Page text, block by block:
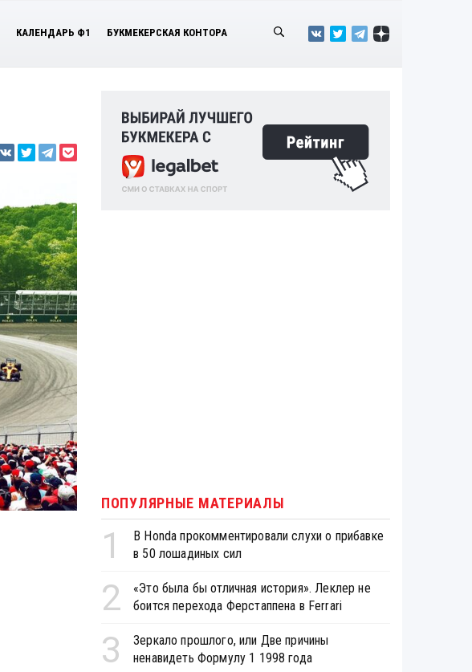
КАЛЕНДАРЬ Ф1 БУКМЕКЕРСКАЯ КОНТОРА
ПОПУЛЯРНЫЕ МАТЕРИАЛЫ
1
В Honda прокомментировали слухи о прибавке
в 50 лошадиных сил
2
«Это была бы отличная история». Леклер не
боится перехода Ферстаппена в Ferrari
3
Зеркало прошлого, или Две причины
ненавидеть Формулу 1 1998 года